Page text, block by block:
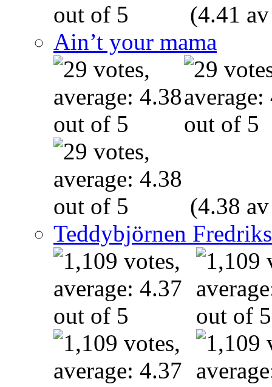
(4.41
Ain’t your mama
(4.38
Teddybjörnen